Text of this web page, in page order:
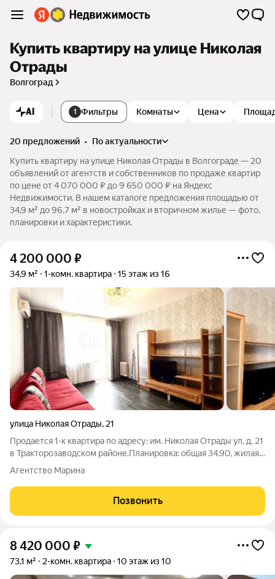
Купить квартиру на улице Николая
Отрады
Волгоград
AI 1 Фильтры Комнаты Цена
20 предложений •
по актуальности
Купить квартиру на улице Николая Отрады в Волгограде — 20
объявлений от агентств и собственников по продаже квартир
по цене от 4 070 000 ₽ до 9 650 000 ₽ на Яндекс
Недвижимости. В нашем каталоге предложения площадью от
34,9 м² до 96,7 м² в новостройках и вторичном жилье — фото,
планировки и характеристики.
4 200 000 ₽
34,9 м² 1-комн. квартира 15 этаж из 16
улица Николая Отрады, 21
Продается 1-к квартира по адресу: им. Николая Отрады ул, д. 21
в Тракторозаводском районе.Планировка: общая 34.90, жилая
20.00, кухня 6.00.Квартира в хорошем состоянии: натяжные
потолки. Пластиковые окна. На полу линолеум. Установлены
современные
Агентство Марина
Позвонить
8 420 000 ₽
73,1 м² 2-комн. квартира 10 этаж из 10